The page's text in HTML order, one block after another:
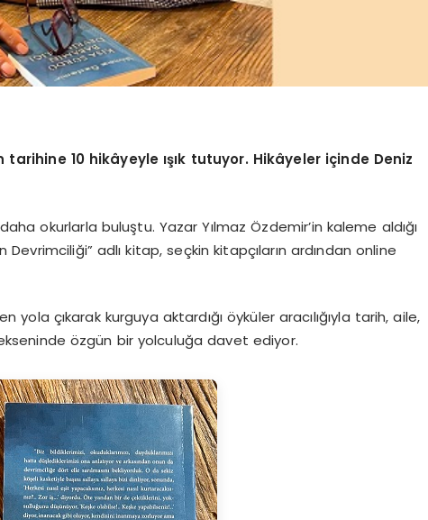
tarihine 10 hikâyeyle ışık tutuyor. Hikâyeler içinde Deniz
okurlarla buluştu. Yazar Yılmaz Özdemir’in kaleme aldığı
adlı kitap, seçkin kitapçıların ardından online
çıkarak kurguya aktardığı öyküler aracılığıyla tarih, aile,
özgün bir yolculuğa davet ediyor.